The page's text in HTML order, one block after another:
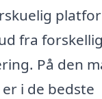
fra
På den
i de bedste